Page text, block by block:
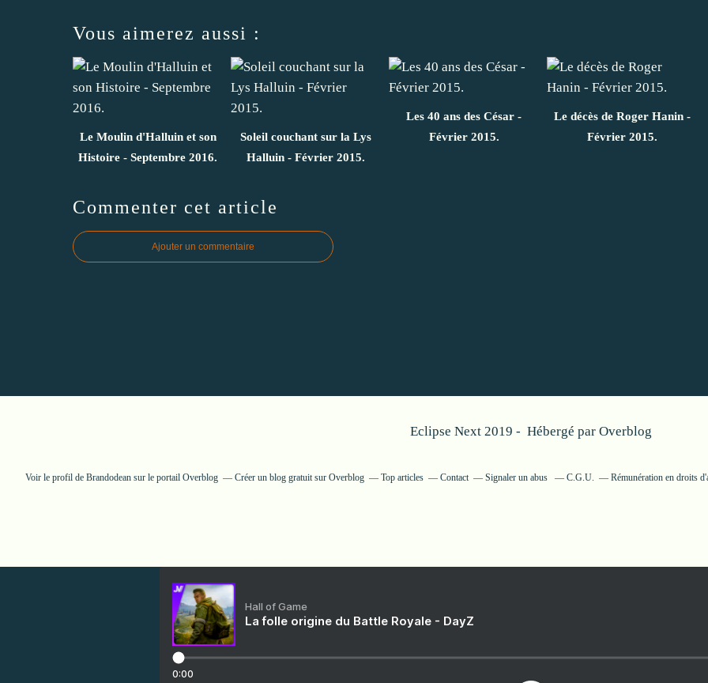
Vous aimerez aussi :
Le Moulin d'Halluin et son
Histoire - Septembre 2016.
Soleil couchant sur la Lys
Halluin - Février 2015.
Les 40 ans des César -
Février 2015.
Le décès de Roger Hanin -
Février 2015.
Commenter cet article
Ajouter un commentaire
Eclipse Next 2019 - Hébergé par Overblog
Voir le profil de Brandodean sur le portail Overblog Créer un blog gratuit sur Overblog Top articles Contact Signaler un abus C.G.U. Rémunération en droits
Hall of Game
La folle origine du Battle Royale - DayZ
0:00